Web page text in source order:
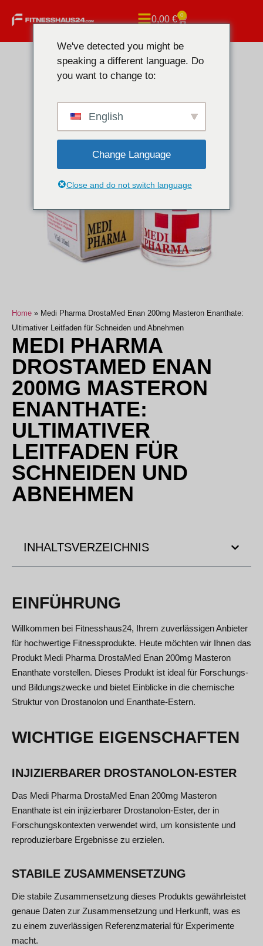
0,00€ 0
Home » Medi Pharma DrostaMed Enan 200mg Masteron Enanthate:
Ultimativer Leitfaden für Schneiden und Abnehmen
MEDI PHARMA
DROSTAMED ENAN
200MG MASTERON
ENANTHATE:
ULTIMATIVER
LEITFADEN FÜR
SCHNEIDEN UND
ABNEHMEN
INHALTSVERZEICHNIS
EINFÜHRUNG
Willkommen bei Fitnesshaus24, Ihrem zuverlässigen Anbieter
für hochwertige Fitnessprodukte. Heute möchten wir Ihnen das
Produkt Medi Pharma DrostaMed Enan 200mg Masteron
Enanthate vorstellen. Dieses Produkt ist ideal für Forschungs-
und Bildungszwecke und bietet Einblicke in die chemische
Struktur von Drostanolon und Enanthate-Estern.
WICHTIGE EIGENSCHAFTEN
INJIZIERBARER DROSTANOLON-ESTER
Das Medi Pharma DrostaMed Enan 200mg Masteron
Enanthate ist ein injizierbarer Drostanolon-Ester, der in
Forschungskontexten verwendet wird, um konsistente und
reproduzierbare Ergebnisse zu erzielen.
STABILE ZUSAMMENSETZUNG
Die stabile Zusammensetzung dieses Produkts gewährleistet
genaue Daten zur Zusammensetzung und Herkunft, was es
zu einem zuverlässigen Referenzmaterial für Experimente
macht.
We've detected you might be
speaking a different language. Do
you want to change to:
English
Change Language
Close and do not switch language